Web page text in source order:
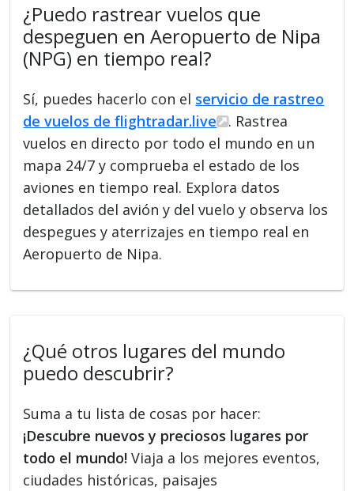
¿Puedo rastrear vuelos que
despeguen en Aeropuerto de Nipa
(NPG) en tiempo real?
Sí, puedes hacerlo con el servicio de rastreo
de vuelos de flightradar.live
. Rastrea
vuelos en directo por todo el mundo en un
mapa 24/7 y comprueba el estado de los
aviones en tiempo real. Explora datos
detallados del avión y del vuelo y observa los
despegues y aterrizajes en tiempo real en
Aeropuerto de Nipa.
¿Qué otros lugares del mundo
puedo descubrir?
Suma a tu lista de cosas por hacer:
¡Descubre nuevos y preciosos lugares por
todo el mundo! Viaja a los mejores eventos,
ciudades históricas, paisajes